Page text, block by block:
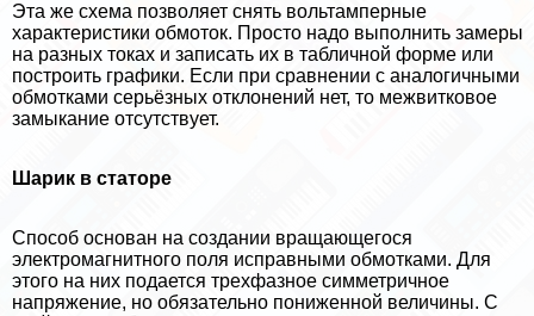
Эта же схема позволяет снять вольтамперные
хаpaктеристики обмоток. Просто надо выполнить замеры
на разных токах и записать их в табличной форме или
построить графики. Если при сравнении с аналогичными
обмотками серьёзных отклонений нет, то межвитковое
замыкание отсутствует.
Шарик в статоре
Способ основан на создании вращающегося
электромагнитного поля исправными обмотками. Для
этого на них подается трехфазное симметричное
напряжение, но обязательно пониженной величины. С